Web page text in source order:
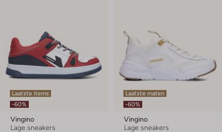
Laatste items
-60%
Vingino
Lage sneakers
Laatste maten
-60%
Vingino
Lage sneakers